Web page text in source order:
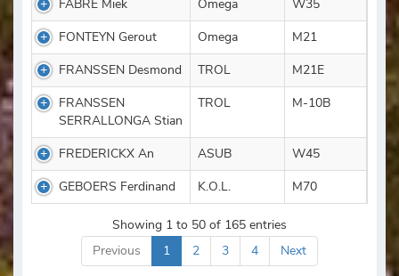
FABRÉ Miek
Omega
W35
FONTEYN Gerout
Omega
M21
FRANSSEN Desmond
TROL
M21E
FRANSSEN
SERRALLONGA Stian
TROL M-10B
FREDERICKX An ASUB
W45
GEBOERS Ferdinand
K.O.L. M70
Showing 1 to 50 of 165 entries
Previous
1 2 3 4 Next